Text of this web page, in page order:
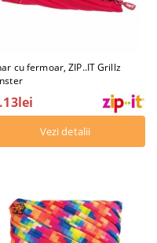
cu fermoar, ZIP..IT Grillz
Vezi detalii